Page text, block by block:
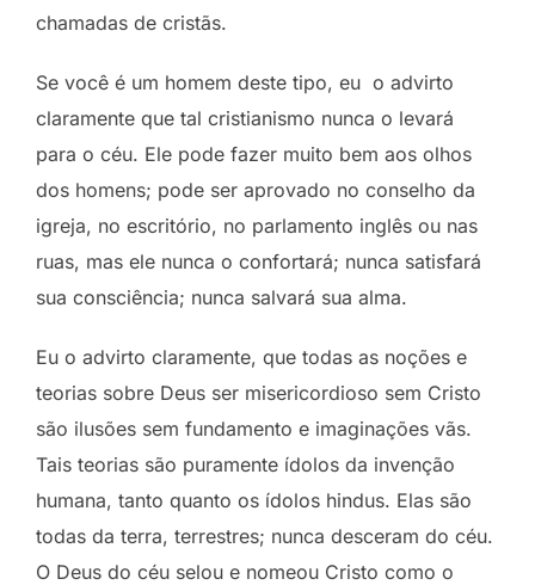
chamadas de cristãs.
Se você é um homem deste tipo, eu o advirto
claramente que tal cristianismo nunca o levará
para o céu. Ele pode fazer muito bem aos olhos
dos homens; pode ser aprovado no conselho da
igreja, no escritório, no parlamento inglês ou nas
ruas, mas ele nunca o confortará; nunca satisfará
sua consciência; nunca salvará sua alma.
Eu o advirto claramente, que todas as noções e
teorias sobre Deus ser misericordioso sem Cristo
são ilusões sem fundamento e imaginações vãs.
Tais teorias são puramente ídolos da invenção
humana, tanto quanto os ídolos hindus. Elas são
todas da terra, terrestres; nunca desceram do céu.
O Deus do céu selou e nomeou Cristo como o